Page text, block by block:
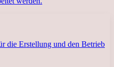
die Erstellung und den Betrieb